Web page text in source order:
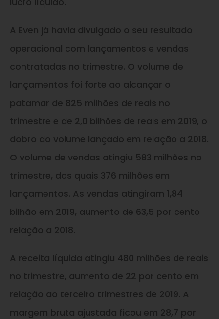
A Even já havia divulgado o seu resultado
operacional com lançamentos e vendas
contratadas no trimestre. O volume de
lançamentos foi forte ao alcançar o
patamar de 825 milhões de reais no
trimestre e de 2,0 bilhões de reais em 2019, o
dobro do volume lançado em relação a 2018.
O volume de vendas atingiu 583 milhões no
trimestre, dos quais 376 milhões em
lançamentos. As vendas atingiram 1,84
bilhão em 2019, aumento de 63,5 por cento
relação a 2018.
A receita líquida atingiu 480 milhões de reais
no trimestre, aumento de 22 por cento em
relação ao terceiro trimestres de 2019. A
margem bruta ajustada ficou em 28,7 por